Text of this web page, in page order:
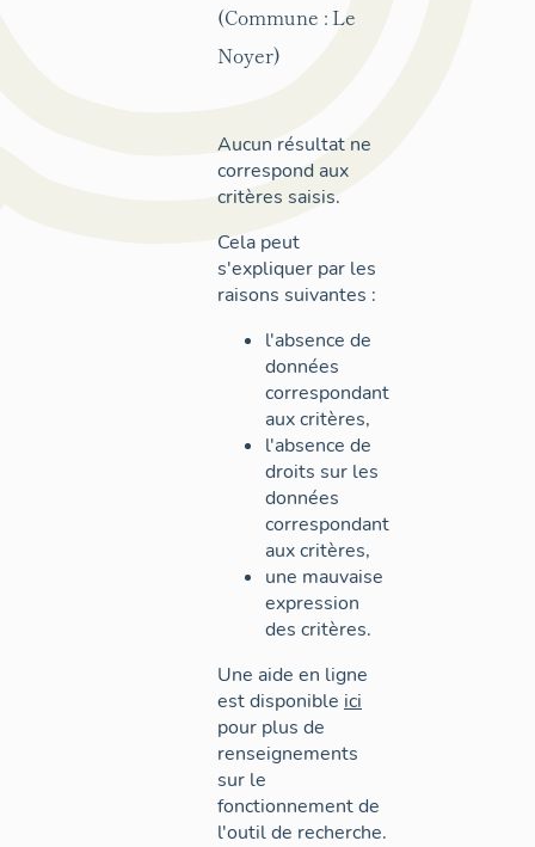
(Commune : Le
Noyer)
Aucun résultat ne
correspond aux
critères saisis.
Cela peut
s'expliquer par les
raisons suivantes :
l'absence de
données
correspondant
aux critères,
l'absence de
droits sur les
données
correspondant
aux critères,
une mauvaise
expression
des critères.
Une aide en ligne
est disponible ici
pour plus de
renseignements
sur le
fonctionnement de
l'outil de recherche.